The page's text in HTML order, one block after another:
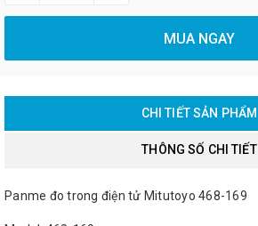
MUA NGAY
CHI TIẾT SẢN PHẨM
THÔNG SỐ CHI TIẾT
Panme đo trong điện tử Mitutoyo 468-169